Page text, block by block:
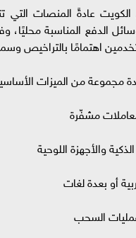
عادةً المنصات التي
الدفع المناسبة محليًا،
اهتمامًا بالتراخيص
مجموعة من الميزات
مشفّرة
والأجهزة اللوحية
أو بعدة لغات
السحب